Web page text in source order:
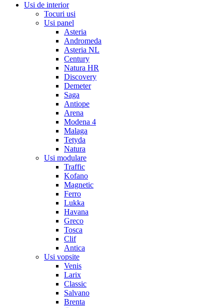
Usi de interior
Tocuri usi
Usi panel
Asteria
Andromeda
Asteria NL
Century
Natura HR
Discovery
Demeter
Saga
Antiope
Arena
Modena 4
Malaga
Tetyda
Natura
Usi modulare
Traffic
Kofano
Magnetic
Ferro
Lukka
Havana
Greco
Tosca
Clif
Antica
Usi vopsite
Venis
Larix
Classic
Salvano
Brenta